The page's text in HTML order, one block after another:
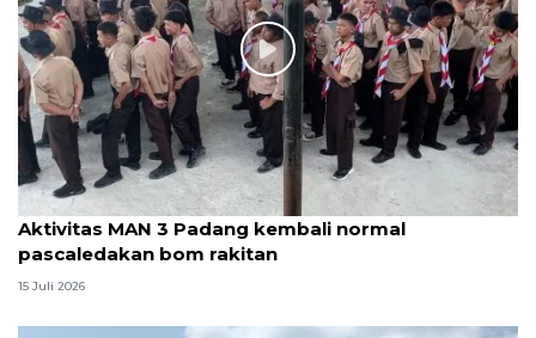
Aktivitas MAN 3 Padang kembali normal
pascaledakan bom rakitan
15 Juli 2026